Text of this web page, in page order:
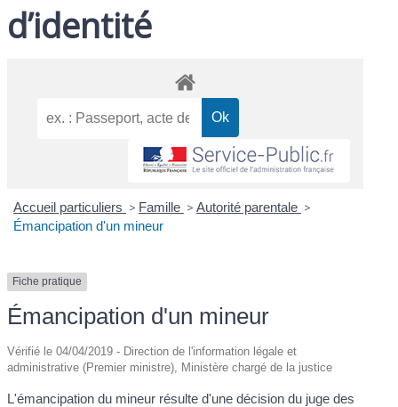
d’identité
Accueil particuliers > Famille > Autorité parentale >
Émancipation d'un mineur
Fiche pratique
Émancipation d'un mineur
Vérifié le 04/04/2019 - Direction de l'information légale et
administrative (Premier ministre), Ministère chargé de la justice
L'émancipation du mineur résulte d'une décision du juge des